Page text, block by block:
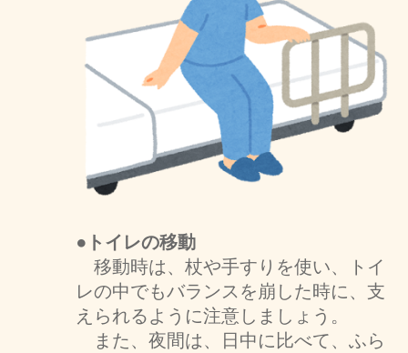
●トイレの移動
移動時は、杖や手すりを使い、トイ
レの中でもバランスを崩した時に、支
えられるように注意しましょう。
また、夜間は、日中に比べて、ふら